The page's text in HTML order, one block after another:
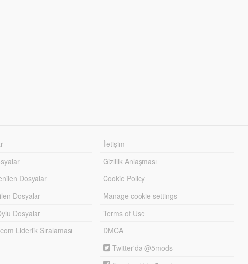
Dosyalar
Dosyalar
Dosyalar
Liderlik Sıralaması
İletişim
Gizlilik Anlaşması
Cookie Policy
Manage cookie settings
Terms of Use
DMCA
Twitter'da @5mods